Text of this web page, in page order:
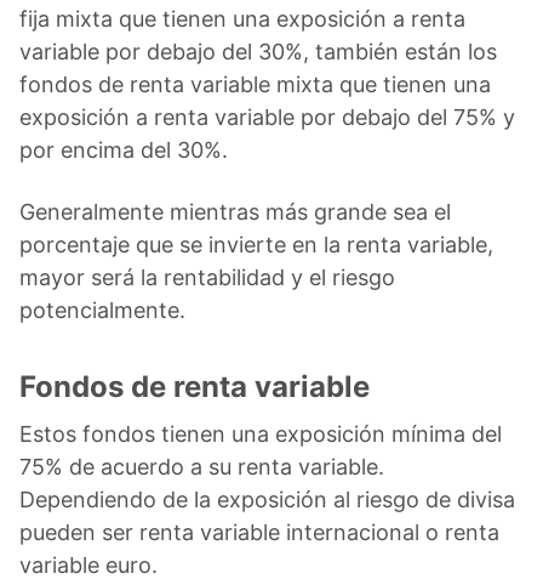
fija mixta que tienen una exposición a renta
variable por debajo del 30%, también están los
fondos de renta variable mixta que tienen una
exposición a renta variable por debajo del 75% y
por encima del 30%.
Generalmente mientras más grande sea el
porcentaje que se invierte en la renta variable,
mayor será la rentabilidad y el riesgo
potencialmente.
Fondos de renta variable
Estos fondos tienen una exposición mínima del
75% de acuerdo a su renta variable.
Dependiendo de la exposición al riesgo de divisa
pueden ser renta variable internacional o renta
variable euro.